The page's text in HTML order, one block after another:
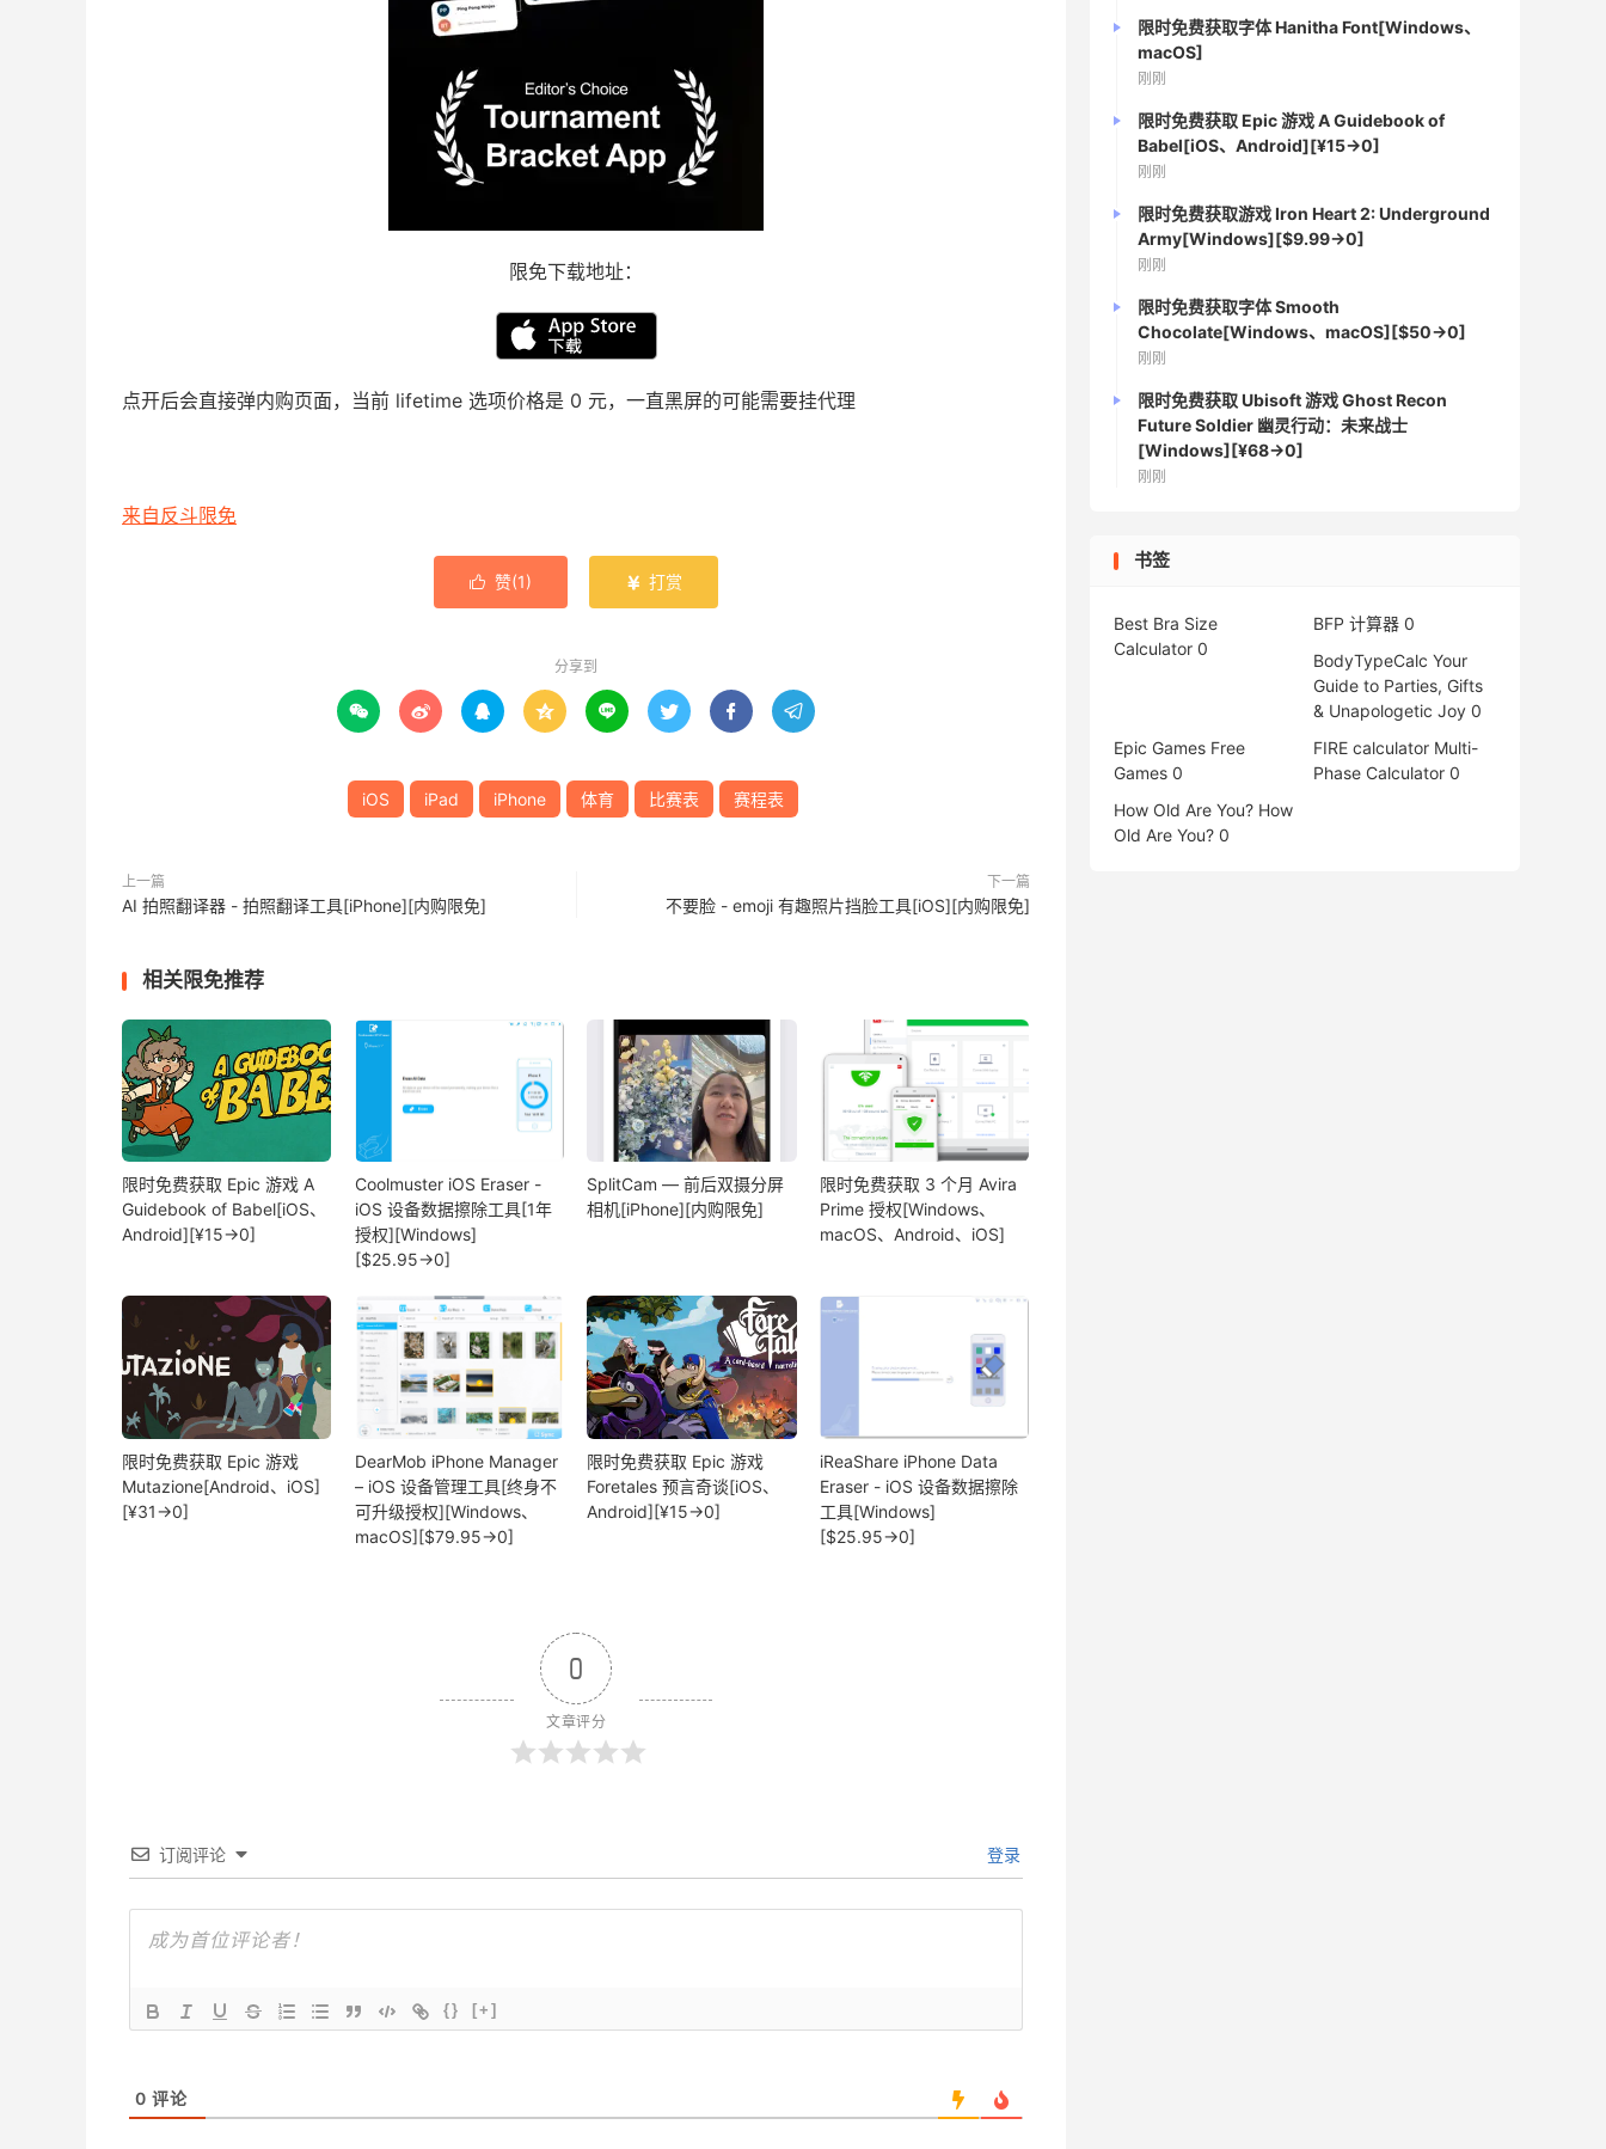
限免下载地址：
点开后会直接弹内购页面，当前 lifetime 选项价格是 0 元，一直黑屏的可能需要挂代理
来自反斗限免
 赞(1)  打赏
分享到
       
iOS iPad iPhone 体育 比赛表 赛程表
上一篇
AI 拍照翻译器 - 拍照翻译工具[iPhone][内购限免]
下一篇
不要脸 - emoji 有趣照片挡脸工具[iOS][内购限免]
相关限免推荐
限时免费获取 Epic 游戏 A
Guidebook of Babel[iOS、
Android][¥15→0]
Coolmuster iOS Eraser -
iOS 设备数据擦除工具[1年
授权][Windows]
[$25.95→0]
SplitCam — 前后双摄分屏
相机[iPhone][内购限免]
限时免费获取 3 个月 Avira
Prime 授权[Windows、
macOS、Android、iOS]
限时免费获取 Epic 游戏
Mutazione[Android、iOS]
[¥31→0]
DearMob iPhone Manager
– iOS 设备管理工具[终身不
可升级授权][Windows、
macOS][$79.95→0]
限时免费获取 Epic 游戏
Foretales 预言奇谈[iOS、
Android][¥15→0]
iReaShare iPhone Data
Eraser - iOS 设备数据擦除
工具[Windows]
[$25.95→0]
0
文章评分
订阅评论 登录
{} [+]
0 评论
限时免费获取字体 Hanitha Font[Windows、
macOS]
刚刚
限时免费获取 Epic 游戏 A Guidebook of
Babel[iOS、Android][¥15→0]
刚刚
限时免费获取游戏 Iron Heart 2: Underground
Army[Windows][$9.99→0]
刚刚
限时免费获取字体 Smooth
Chocolate[Windows、macOS][$50→0]
刚刚
限时免费获取 Ubisoft 游戏 Ghost Recon
Future Soldier 幽灵行动：未来战士
[Windows][¥68→0]
刚刚
书签
Best Bra Size
Calculator 0
BFP 计算器 0
BodyTypeCalc Your
Guide to Parties, Gifts
& Unapologetic Joy 0
Epic Games Free
Games 0
FIRE calculator Multi-
Phase Calculator 0
How Old Are You? How
Old Are You? 0